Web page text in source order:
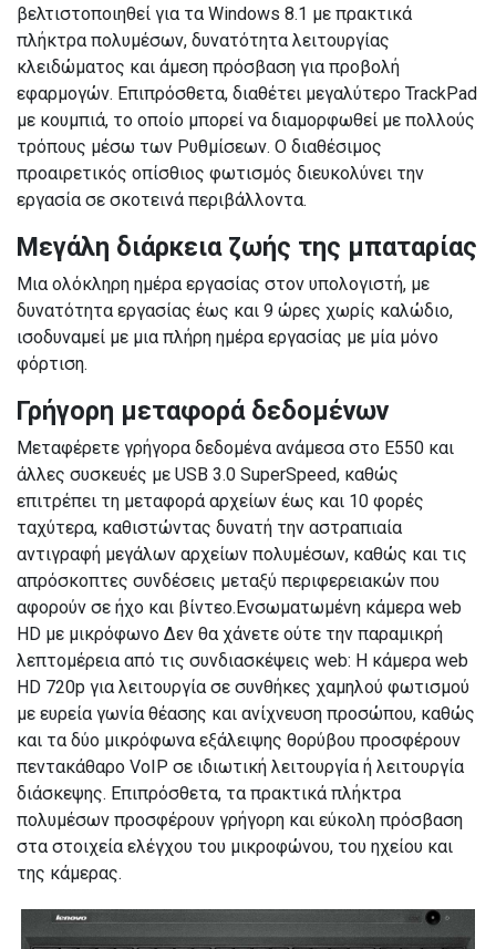
βελτιστοποιηθεί για τα Windows 8.1 με πρακτικά
πλήκτρα πολυμέσων, δυνατότητα λειτουργίας
κλειδώματος και άμεση πρόσβαση για προβολή
εφαρμογών. Επιπρόσθετα, διαθέτει μεγαλύτερο TrackPad
με κουμπιά, το οποίο μπορεί να διαμορφωθεί με πολλούς
τρόπους μέσω των Ρυθμίσεων. Ο διαθέσιμος
προαιρετικός οπίσθιος φωτισμός διευκολύνει την
εργασία σε σκοτεινά περιβάλλοντα.
Μεγάλη διάρκεια ζωής της μπαταρίας
Μια ολόκληρη ημέρα εργασίας στον υπολογιστή, με
δυνατότητα εργασίας έως και 9 ώρες χωρίς καλώδιο,
ισοδυναμεί με μια πλήρη ημέρα εργασίας με μία μόνο
φόρτιση.
Γρήγορη μεταφορά δεδομένων
Μεταφέρετε γρήγορα δεδομένα ανάμεσα στο E550 και
άλλες συσκευές με USB 3.0 SuperSpeed, καθώς
επιτρέπει τη μεταφορά αρχείων έως και 10 φορές
ταχύτερα, καθιστώντας δυνατή την αστραπιαία
αντιγραφή μεγάλων αρχείων πολυμέσων, καθώς και τις
απρόσκοπτες συνδέσεις μεταξύ περιφερειακών που
αφορούν σε ήχο και βίντεο.Ενσωματωμένη κάμερα web
HD με μικρόφωνο Δεν θα χάνετε ούτε την παραμικρή
λεπτομέρεια από τις συνδιασκέψεις web: Η κάμερα web
HD 720p για λειτουργία σε συνθήκες χαμηλού φωτισμού
με ευρεία γωνία θέασης και ανίχνευση προσώπου, καθώς
και τα δύο μικρόφωνα εξάλειψης θορύβου προσφέρουν
πεντακάθαρο VoIP σε ιδιωτική λειτουργία ή λειτουργία
διάσκεψης. Επιπρόσθετα, τα πρακτικά πλήκτρα
πολυμέσων προσφέρουν γρήγορη και εύκολη πρόσβαση
στα στοιχεία ελέγχου του μικροφώνου, του ηχείου και
της κάμερας.